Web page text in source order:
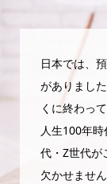
日本では、
がありまし
くに終わって
人生100年
代・Z世代が
欠かせません